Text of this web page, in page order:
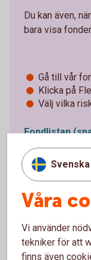
Du kan även,
bara visa
Gå till vår
Klicka på
Välj vilka
Fondlistan
Olika
Svenska
Våra
Vi använder
tekniker för att
finns även